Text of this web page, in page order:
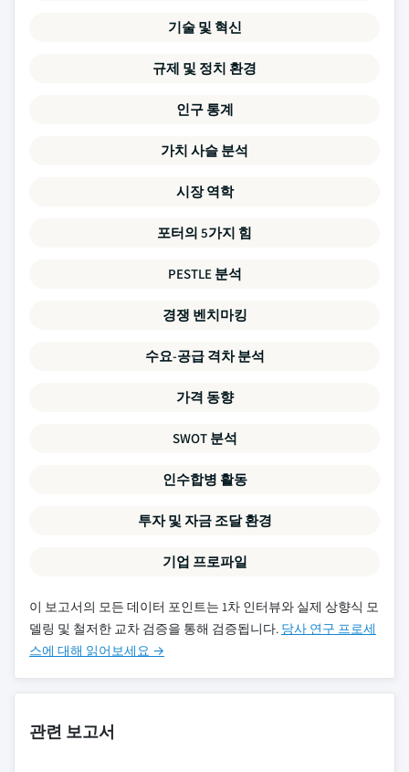
기술 및 혁신
규제 및 정치 환경
인구 통계
가치 사슬 분석
시장 역학
포터의 5가지 힘
PESTLE 분석
경쟁 벤치마킹
수요-공급 격차 분석
가격 동향
SWOT 분석
인수합병 활동
투자 및 자금 조달 환경
기업 프로파일
이 보고서의 모든 데이터 포인트는 1차 인터뷰와 실제 상향식 모
델링 및 철저한 교차 검증을 통해 검증됩니다. 당사 연구 프로세
스에 대해 읽어보세요 →
관련 보고서